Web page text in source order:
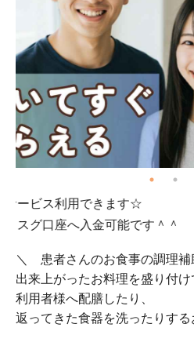
＼ 病院での出来上がった料
栄養士資格お持ちの方必見！
＼ 患者さんのお食事の調理
出来上がったお料理を盛り付け
利用者様へ配膳したり、
返ってきた食器を洗ったりする